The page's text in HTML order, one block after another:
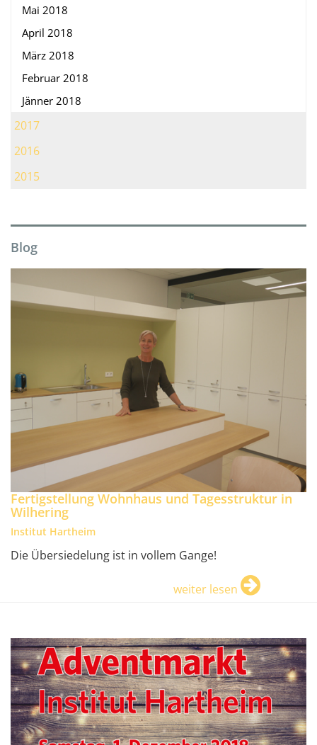
Mai 2018
April 2018
März 2018
Februar 2018
Jänner 2018
2017
2016
2015
Blog
Fertigstellung Wohnhaus und Tagesstruktur in
Wilhering
Institut Hartheim
Die Übersiedelung ist in vollem Gange!
weiter lesen